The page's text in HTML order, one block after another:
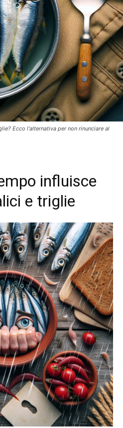
Ecco l'alternativa per non rinunciare al
influisce
e triglie